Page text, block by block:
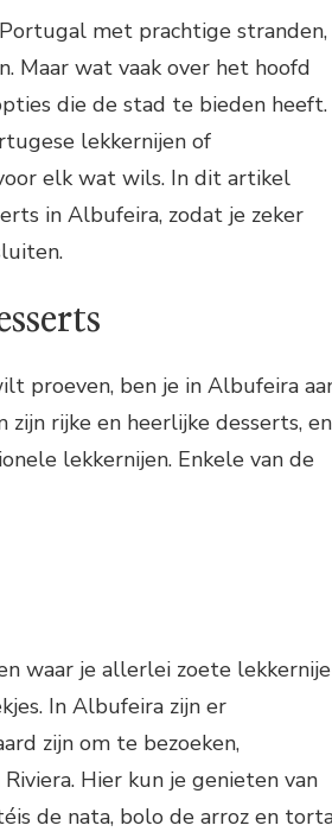
met prachtige stranden,
Maar wat vaak over het hoofd
die de stad te bieden heeft.
lekkernijen of
elk wat wils. In dit artikel
in Albufeira, zodat je zeker
proeven, ben je in Albufeira
rijke en heerlijke desserts, en
lekkernijen. Enkele van de
waar je allerlei zoete
In Albufeira zijn er
zijn om te bezoeken,
Hier kun je genieten van
de nata, bolo de arroz en